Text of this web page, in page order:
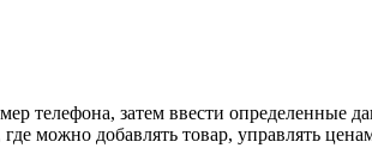
телефона, затем ввести
можно добавлять товар, управлять